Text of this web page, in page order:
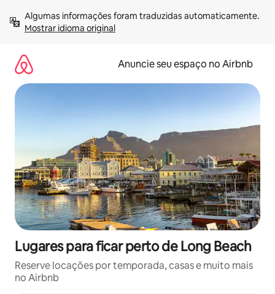
para
Mostrar idioma original
Anuncie seu espaço no Airbnb
Lugares para ficar perto de Long Beach
Reserve locações por temporada, casas e muito mais
no Airbnb